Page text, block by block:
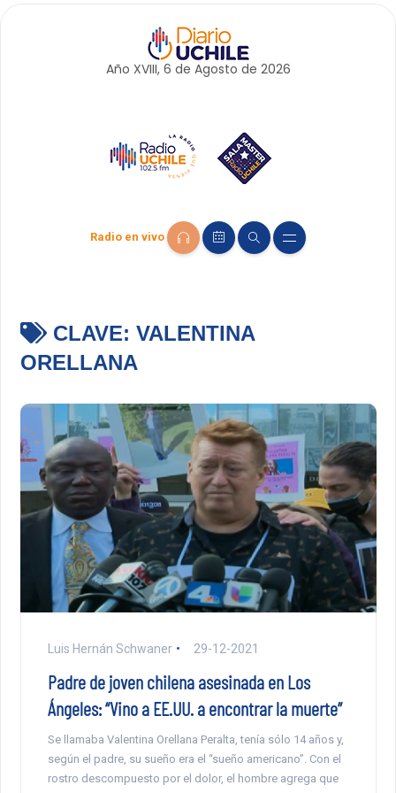
Año XVIII, 6 de Agosto de 2026
Radio en vivo
CLAVE: VALENTINA
ORELLANA
Luis Hernán Schwaner 29-12-2021
Padre de joven chilena asesinada en Los
Ángeles: “Vino a EE.UU. a encontrar la muerte”
Se llamaba Valentina Orellana Peralta, tenía sólo 14 años y,
según el padre, su sueño era el “sueño americano”. Con el
rostro descompuesto por el dolor, el hombre agrega que